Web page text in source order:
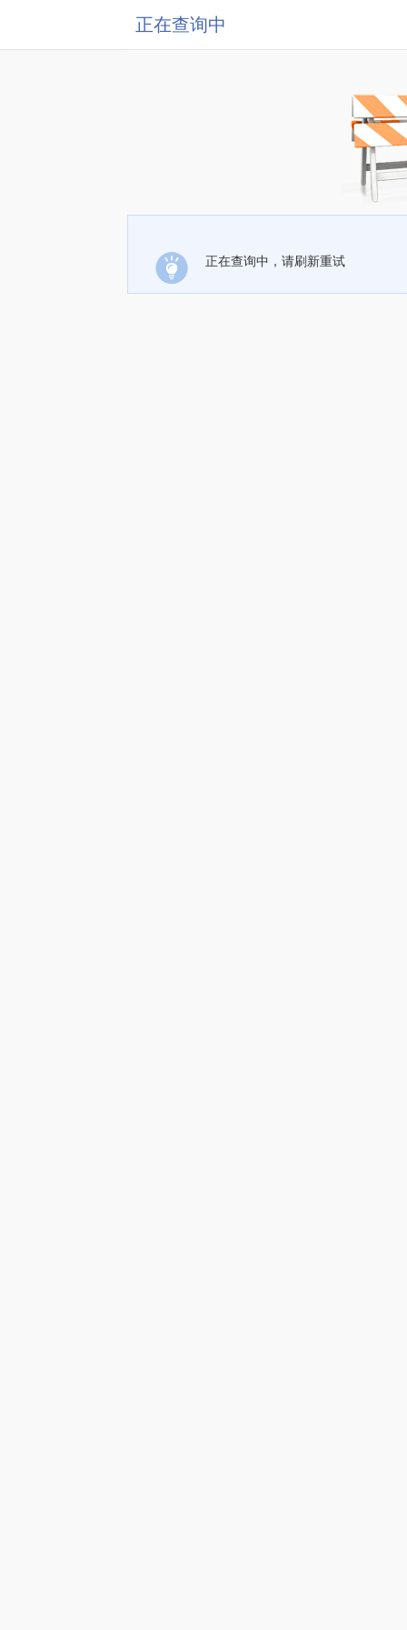
正在查询中
正在查询中，请刷新重试